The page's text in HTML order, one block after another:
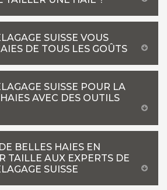
SUISSE VOUS
DE TOUS LES GOÛTS
SUISSE POUR LA
AVEC DES OUTILS
BELLES HAIES EN
TAILLE AUX EXPERTS DE
SUISSE